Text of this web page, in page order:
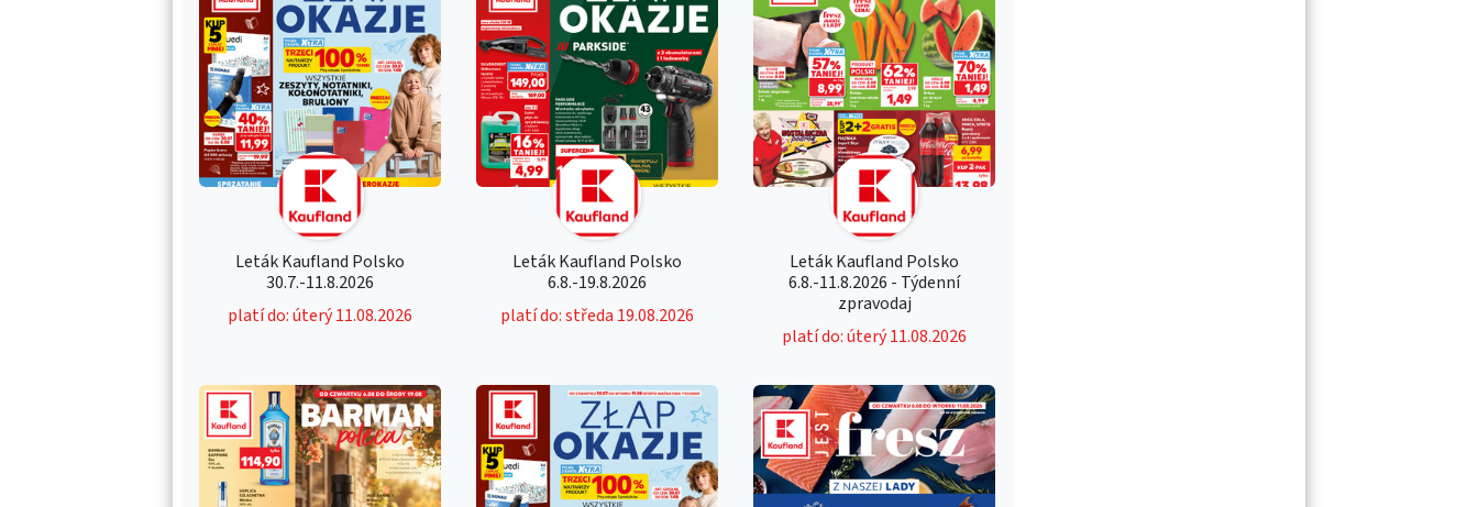
Leták Kaufland Polsko
30.7.-11.8.2026
platí do: úterý 11.08.2026
Leták Kaufland Polsko
6.8.-19.8.2026
platí do: středa 19.08.2026
Leták Kaufland Polsko
6.8.-11.8.2026 - Týdenní
zpravodaj
platí do: úterý 11.08.2026